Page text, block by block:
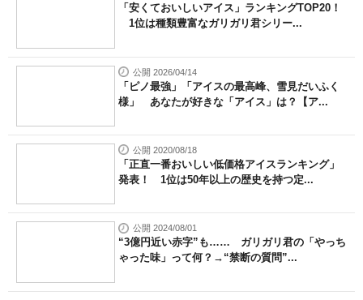
「安くておいしいアイス」ランキングTOP20！
1位は種類豊富なガリガリ君シリー...
公開 2026/04/14
「ピノ最強」「アイスの最高峰、雪見だいふく
様」 あなたが好きな「アイス」は？【ア...
公開 2020/08/18
「正直一番おいしい低価格アイスランキング」
発表！ 1位は50年以上の歴史を持つ定...
公開 2024/08/01
“3億円近い赤字”も…… ガリガリ君の「やっち
ゃった味」って何？→“禁断の質問”...